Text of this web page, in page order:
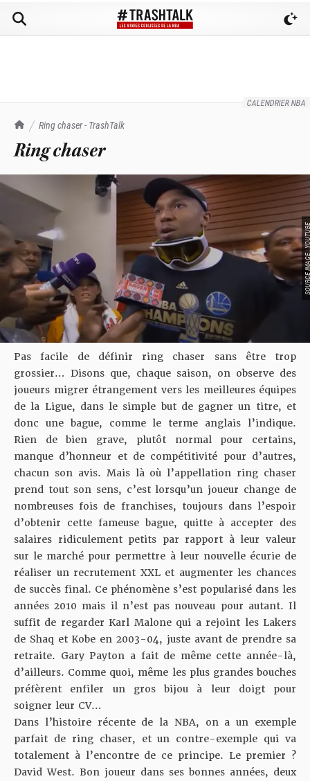
CALENDRIER NBA
TrashTalk Actu NBA
Ring chaser - TrashTalk
Ring chaser
SOURCE
Pas facile de définir ring chaser sans être trop
grossier… Disons que, chaque saison, on observe des
joueurs migrer étrangement vers les meilleures équipes
de la Ligue, dans le simple but de gagner un titre, et
donc une bague, comme le terme anglais l’indique.
Rien de bien grave, plutôt normal pour certains,
manque d’honneur et de compétitivité pour d’autres,
chacun son avis. Mais là où l’appellation ring chaser
prend tout son sens, c’est lorsqu’un joueur change de
nombreuses fois de franchises, toujours dans l’espoir
d’obtenir cette fameuse bague, quitte à accepter des
salaires ridiculement petits par rapport à leur valeur
sur le marché pour permettre à leur nouvelle écurie de
réaliser un recrutement XXL et augmenter les chances
de succès final. Ce phénomène s’est popularisé dans les
années 2010 mais il n’est pas nouveau pour autant. Il
suffit de regarder Karl Malone qui a rejoint les Lakers
de Shaq et Kobe en 2003-04, juste avant de prendre sa
retraite. Gary Payton a fait de même cette année-là,
d’ailleurs. Comme quoi, même les plus grandes bouches
préfèrent enfiler un gros bijou à leur doigt pour
soigner leur CV…
Dans l’histoire récente de la NBA, on a un exemple
parfait de ring chaser, et un contre-exemple qui va
totalement à l’encontre de ce principe. Le premier ?
David West. Bon joueur dans ses bonnes années, deux